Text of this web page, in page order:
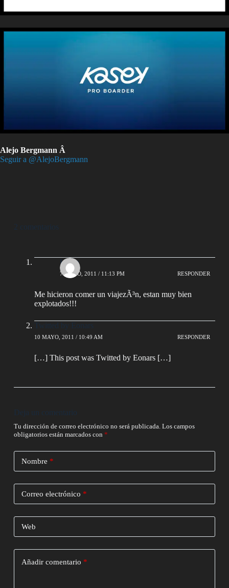
Alejo Bergmann Â
Seguir a @AlejoBergmann
2 comentarios
LePip
7 MAYO, 2011 / 11:13 PM RESPONDER
Me hicieron comer un viajezÃ³n, estan muy bien
explotados!!!
Twitted by Eonars
10 MAYO, 2011 / 10:49 AM RESPONDER
[…] This post was Twitted by Eonars […]
Deja un comentario
Tu dirección de correo electrónico no será publicada. Los campos
obligatorios están marcados con *
Nombre *
Correo electrónico *
Web
Añadir comentario *